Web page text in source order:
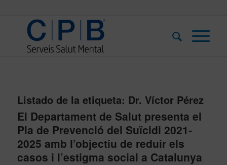
Listado de la etiqueta: Dr. Víctor Pérez
El Departament de Salut presenta el
Pla de Prevenció del Suïcidi 2021-
2025 amb l’objectiu de reduir els
casos i l’estigma social a Catalunya